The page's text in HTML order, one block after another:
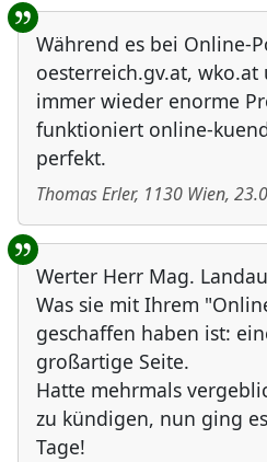
Während es bei Online-
oesterreich.gv.at,
immer wieder enorme
funktioniert online-
perfekt.
Thomas Erler, 1130 Wien,
Werter Herr Mag.
Was sie mit Ihrem
geschaffen haben ist:
großartige Seite.
Hatte mehrmals
zu kündigen, nun ging
Tage!